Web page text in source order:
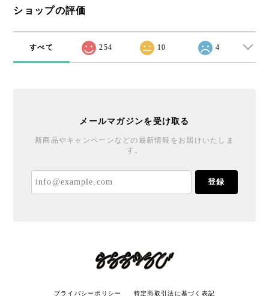
ショップの評価
すべて 254 10 4
メールマガジンを受け取る
新商品やキャンペーンなどの最新情報をお届けいたしま
す。
登録
プライバシーポリシー 特定商取引法に基づく表記